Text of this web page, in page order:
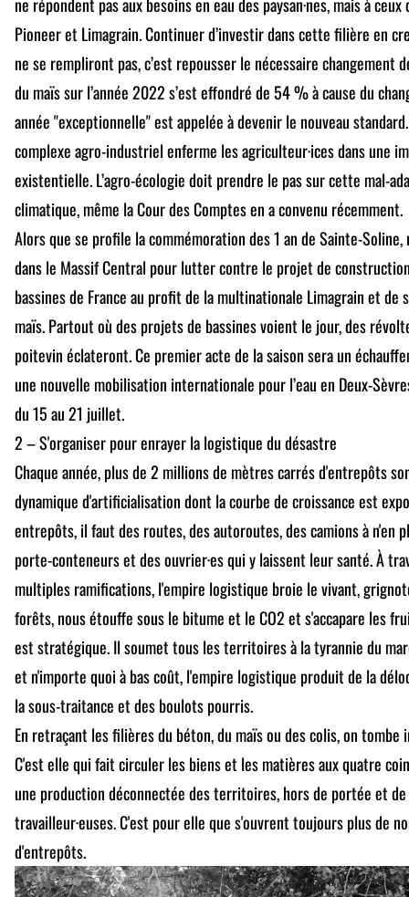
Pioneer et Limagrain. Continuer d’investir dans cette filière en
ne se rempliront pas, c’est repousser le nécessaire changement
du maïs sur l’année 2022 s’est effondré de 54 % à cause du
année "exceptionnelle" est appelée à devenir le nouveau
complexe agro-industriel enferme les agriculteur·ices dans une
existentielle. L’agro-écologie doit prendre le pas sur cette mal-
climatique, même la Cour des Comptes en a convenu récemment.
Alors que se profile la commémoration des 1 an de Sainte-
dans le Massif Central pour lutter contre le projet de
bassines de France au profit de la multinationale Limagrain et de
maïs. Partout où des projets de bassines voient le jour, des
poitevin éclateront. Ce premier acte de la saison sera un
une nouvelle mobilisation internationale pour l’eau en Deux-
du 15 au 21 juillet.
2 – S'organiser pour enrayer la logistique du désastre
Chaque année, plus de 2 millions de mètres carrés d'entrepôts
dynamique d'artificialisation dont la courbe de croissance est
entrepôts, il faut des routes, des autoroutes, des camions à n'en
porte-conteneurs et des ouvrier·es qui y laissent leur santé. À
multiples ramifications, l'empire logistique broie le vivant,
forêts, nous étouffe sous le bitume et le CO2 et s'accapare les
est stratégique. Il soumet tous les territoires à la tyrannie du
et n'importe quoi à bas coût, l'empire logistique produit de la
la sous-traitance et des boulots pourris.
En retraçant les filières du béton, du maïs ou des colis, on
C'est elle qui fait circuler les biens et les matières aux quatre
une production déconnectée des territoires, hors de portée et
travailleur·euses. C'est pour elle que s'ouvrent toujours plus de
d'entrepôts.